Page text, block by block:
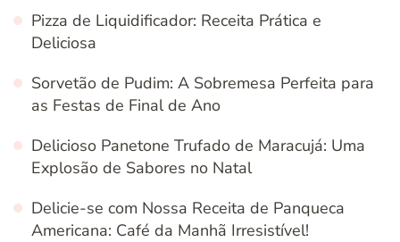
Pizza de Liquidificador: Receita Prática e
Deliciosa
Sorvetão de Pudim: A Sobremesa Perfeita para
as Festas de Final de Ano
Delicioso Panetone Trufado de Maracujá: Uma
Explosão de Sabores no Natal
Delicie-se com Nossa Receita de Panqueca
Americana: Café da Manhã Irresistível!